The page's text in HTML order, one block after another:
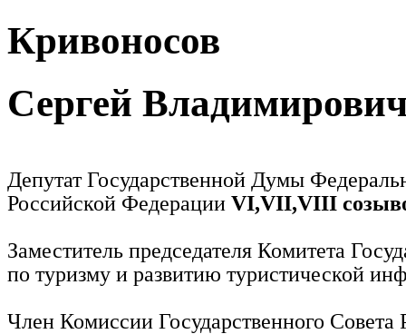
Кривоносов
Сергей
Депутат Государственной Думы
Российской Федерации VI,VII,VIII
Заместитель председателя Комитета
по туризму и развитию туристической
Член Комиссии Государственного